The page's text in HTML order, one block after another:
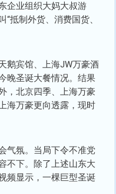
企业组织大妈大叔游
抵制外货、消费国货、
鹅宾馆、上海JW万豪酒
晚圣诞大餐情况。结果
，北京四季、上海万豪
海万豪更向透露，现时
气氛。当局下令不准党
不下。除了上述山东大
频显示，一棵巨型圣诞